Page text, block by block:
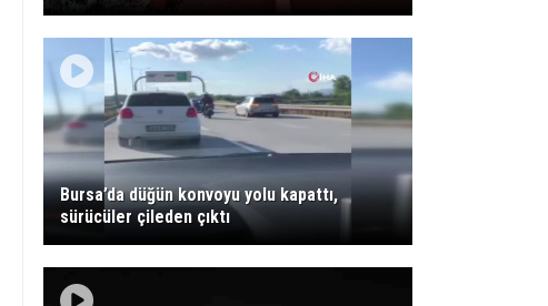
Bursa’da düğün konvoyu yolu kapattı,
sürücüler çileden çıktı